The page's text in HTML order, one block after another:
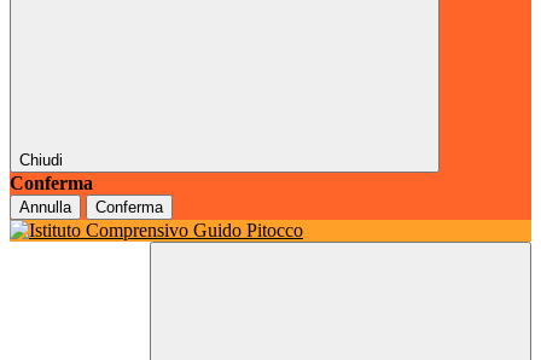
Chiudi
Conferma
Annulla Conferma